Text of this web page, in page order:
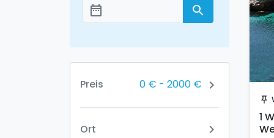
Добавить даты
date_range search
Preis 0 € - 2000 € chevron_right
Ort chevron_right
push_pin
1